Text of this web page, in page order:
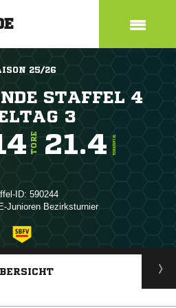
25/26
STAFFEL 4
3
TORE 21.4 TORE/SPIEL
ID: 590244
Junioren Bezirksturnier
ANZEIGE